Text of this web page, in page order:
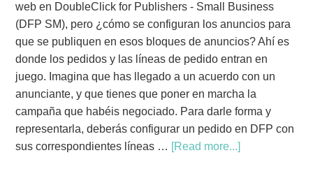
web en DoubleClick for Publishers - Small Business
(DFP SM), pero ¿cómo se configuran los anuncios para
que se publiquen en esos bloques de anuncios? Ahí es
donde los pedidos y las líneas de pedido entran en
juego. Imagina que has llegado a un acuerdo con un
anunciante, y que tienes que poner en marcha la
campaña que habéis negociado. Para darle forma y
representarla, deberás configurar un pedido en DFP con
sus correspondientes líneas … [Read more...]